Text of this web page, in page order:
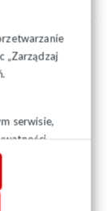
„Zarządzaj
serwisie,